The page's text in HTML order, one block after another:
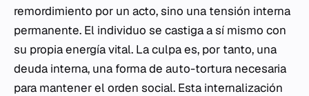
remordimiento por un acto, sino una tensión interna
permanente. El individuo se castiga a sí mismo con
su propia energía vital. La culpa es, por tanto, una
deuda interna, una forma de auto-tortura necesaria
para mantener el orden social. Esta internalización